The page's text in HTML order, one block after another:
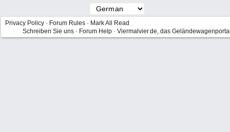
Privacy Policy · Forum Rules · Mark All Read
Schreiben Sie uns · Forum Help · Viermalvier.de, das